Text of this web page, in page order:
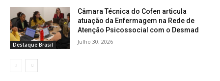
Destaque Brasil
Câmara Técnica do Cofen articula
atuação da Enfermagem na Rede de
Atenção Psicossocial com o Desmad
Julho 30, 2026